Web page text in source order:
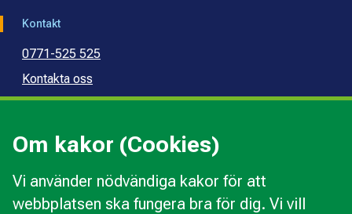
Om kakor (Cookies)
Vi använder nödvändiga kakor för att
webbplatsen ska fungera bra för dig. Vi vill
Kontakt
0771-525 525
Kontakta oss
Press
Kommunal budget- och skuldrådgivning